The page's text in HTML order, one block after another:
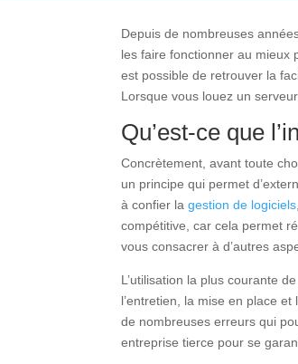
Depuis de nombreuses
les faire fonctionner au mieux
est possible de retrouver la
Lorsque vous louez un
Qu’est-ce que
Concrètement, avant toute
un principe qui permet
à confier lagestion de logiciels
compétitive, car cela permet
vous consacrer à d’autres
L’utilisation la plus courante
l’entretien, la mise en place
de nombreuses erreurs qui
entreprise tierce pour se